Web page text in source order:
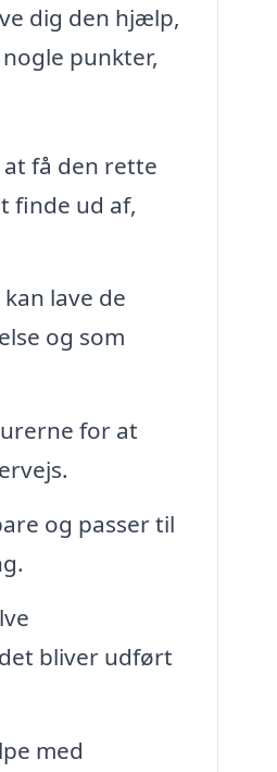
dig den hjælp,
punkter,
få den rette
finde ud af,
lave de
og som
for at
og passer til
bliver udført
med